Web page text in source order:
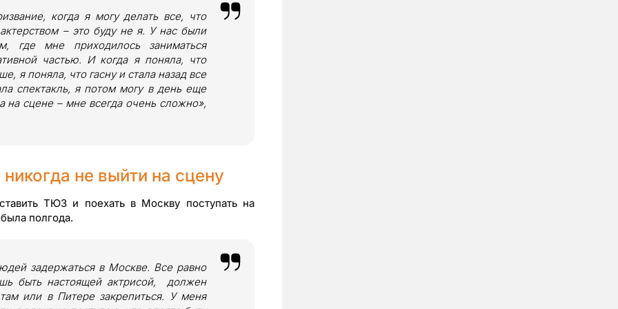
когда я могу делать все, что
– это буду не я. У нас были
где мне приходилось заниматься
частью. И когда я поняла, что
я поняла, что гасну и стала назад все
спектакль, я потом могу в день еще
на сцене – мне всегда очень сложно»,
не выйти на сцену
ТЮЗ и поехать в Москву поступать на
полгода.
задержаться в Москве. Все равно
быть настоящей актрисой, должен
или в Питере закрепиться. У меня